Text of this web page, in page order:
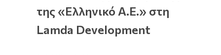
της «Ελληνικό Α.Ε.» στη
Lamda Development